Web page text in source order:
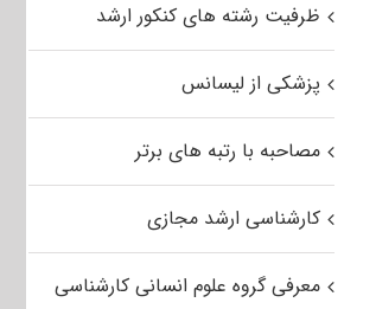
ظرفیت رشته های کنکور ارشد
پزشکی از لیسانس
مصاحبه با رتبه های برتر
کارشناسی ارشد مجازی
معرفی گروه علوم انسانی کارشناسی